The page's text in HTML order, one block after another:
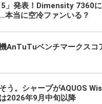
」発表！Dimensity 7360
本当に空冷ファンいる？
AnTuTuベンチマークスコ
う。シャープがAQUOS
2026年9月中旬以降